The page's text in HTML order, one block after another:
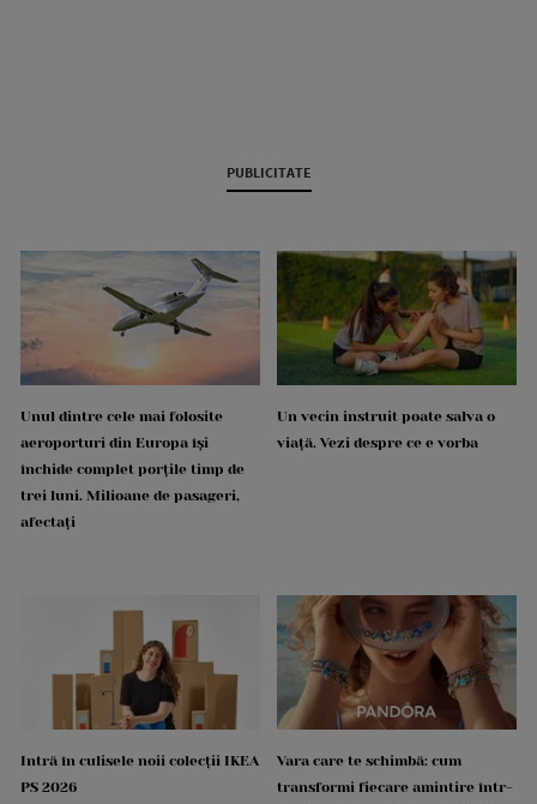
PUBLICITATE
Unul dintre cele mai folosite
aeroporturi din Europa își
închide complet porțile timp de
trei luni. Milioane de pasageri,
afectați
Un vecin instruit poate salva o
viață. Vezi despre ce e vorba
Intră în culisele noii colecții IKEA
PS 2026
Vara care te schimbă: cum
transformi fiecare amintire într-